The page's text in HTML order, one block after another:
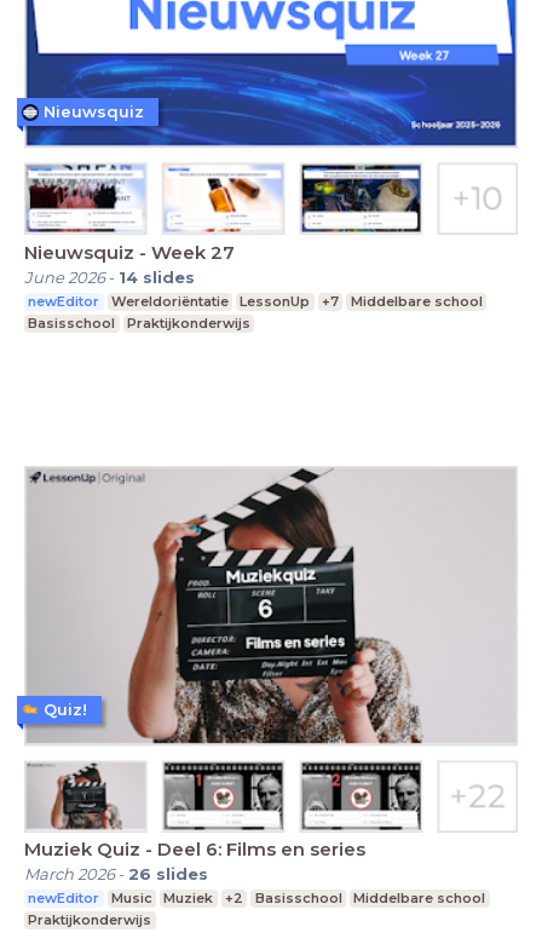
Nieuwsquiz - Week 27
June 2026- 14 slides
newEditor Wereldoriëntatie LessonUp +7
Middelbare school
Basisschool
Praktijkonderwijs
Nieuwsquiz
Muziek Quiz - Deel 6: Films en series
March 2026- 26 slides
newEditor Music Muziek +2 Basisschool
Middelbare school
Praktijkonderwijs
Quiz!